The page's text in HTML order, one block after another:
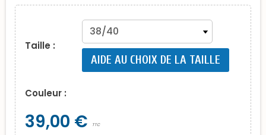
Taille :
AIDE AU CHOIX DE LA TAILLE
Couleur :
39,00 € TTC